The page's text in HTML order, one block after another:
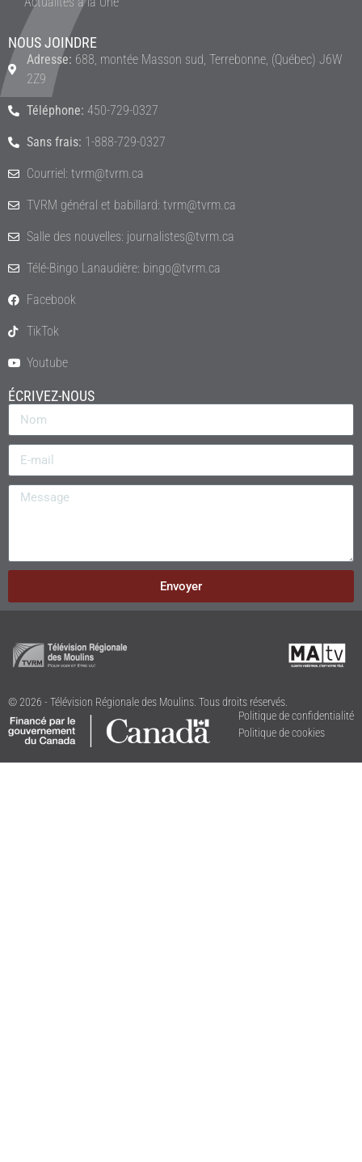
NOUS JOINDRE
Adresse: 688, montée Masson sud, Terrebonne, (Québec) J6W
2Z9
Téléphone: 450-729-0327
Sans frais: 1-888-729-0327
Courriel: tvrm@tvrm.ca
TVRM général et babillard: tvrm@tvrm.ca
Salle des nouvelles: journalistes@tvrm.ca
Télé-Bingo Lanaudière: bingo@tvrm.ca
Facebook
TikTok
Youtube
ÉCRIVEZ-NOUS
Envoyer
© 2026 - Télévision Régionale des Moulins. Tous droits réservés.
Politique de confidentialité
Politique de cookies